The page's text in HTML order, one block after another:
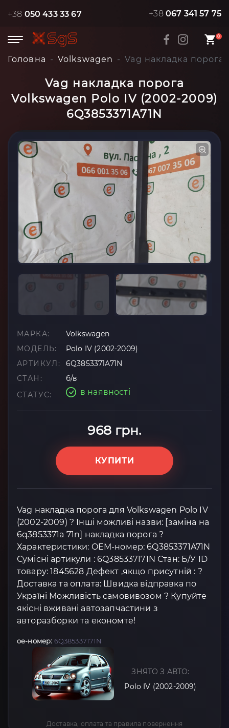
+38 050 433 33 67 +38 067 341 57 75
0
Головна Volkswagen Vag накладка порога
Vag накладка порога
Volkswagen Polo IV (2002-2009)
6Q3853371A71N
МАРКА:
Volkswagen
МОДЕЛЬ:
Polo IV (2002-2009)
АРТИКУЛ:
6Q3853371A71N
СТАН:
б/в
СТАТУС:
в наявності
968 грн.
КУПИТИ
Vag накладка порога для Volkswagen Polo IV
(2002-2009) ? Інші можливі назви: [заміна на
6q3853371a 71n] накладка порога ?
Характеристики: OEM-номер: 6Q3853371A71N
Сумісні артикули : 6Q385337171N Стан: Б/У ID
товару: 1845628 Дефект ,якщо присутній : ?
Доставка та оплата: Швидка відправка по
Україні Можливість самовивозом ? Купуйте
якісні вживані автозапчастини з
авторазборки та економте!
oe-номер: 6Q385337171N
ЗНЯТО З АВТО:
Polo IV (2002-2009)
Доставка, оплата та правила повернення